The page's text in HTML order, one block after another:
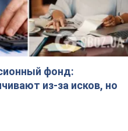
фонд:
из-за исков, но